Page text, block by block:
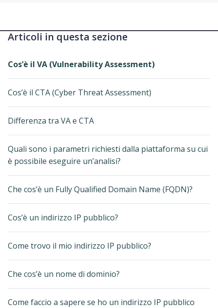
Articoli in questa sezione
Cos’è il VA (Vulnerability Assessment)
Cos’è il CTA (Cyber Threat Assessment)
Differenza tra VA e CTA
Quali sono i parametri richiesti dalla piattaforma su cui
è possibile eseguire un’analisi?
Che cos’è un Fully Qualified Domain Name (FQDN)?
Cos’è un indirizzo IP pubblico?
Come trovo il mio indirizzo IP pubblico?
Che cos’è un nome di dominio?
Come faccio a sapere se ho un indirizzo IP pubblico